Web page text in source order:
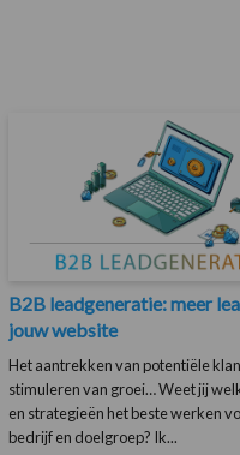
B2B leadgeneratie: meer
jouw website
Het aantrekken van potentiële
stimuleren van groei… Weet jij
en strategieën het beste werken
bedrijf en doelgroep? Ik...